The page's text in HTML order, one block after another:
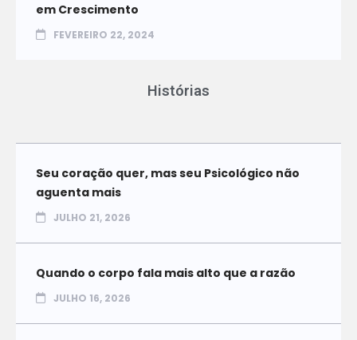
em Crescimento
FEVEREIRO 22, 2024
Histórias
Seu coração quer, mas seu Psicológico não
aguenta mais
JULHO 21, 2026
Quando o corpo fala mais alto que a razão
JULHO 16, 2026